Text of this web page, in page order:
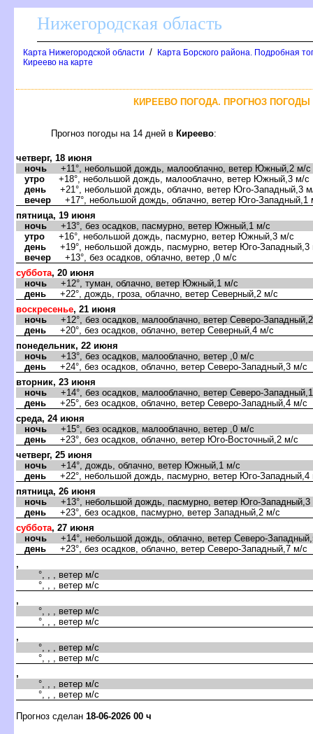
Нижегородская область
Карта Нижегородской области /
Карта Борского района. Подробная
Киреево на карте
КИРЕЕВО ПОГОДА. ПРОГНОЗ ПОГОДЫ
Прогноз погоды на 14 дней Киреево:
четверг, 18 июня
ночь +11°, небольшой дождь, малооблачно, ветер Южный,2 м/с
утро +18°, небольшой дождь, малооблачно, ветер Южный,3 м/с
день +21°, небольшой дождь, облачно, ветер Юго-Западный,3
ечер +17°, небольшой дождь, облачно, ветер Юго-Западный,1
пятница, 19 июня
ночь +13°, без осадков, пасмурно, ветер Южный,1 м/с
утро +16°, небольшой дождь, пасмурно, ветер Южный,3 м/с
день +19°, небольшой дождь, пасмурно, ветер Юго-Западный,3
ечер +13°, без осадков, облачно, ветер ,0 м/с
суббота, 20 июня
ночь +12°, туман, облачно, ветер Южный,1 м/с
день +22°, дождь, гроза, облачно, ветер Северный,2 м/с
оскресенье, 21 июня
ночь +12°, без осадков, малооблачно, ветер Северо-
день +20°, без осадков, облачно, ветер Северный,4 м/с
понедельник, 22 июня
ночь +13°, без осадков, малооблачно, ветер ,0 м/с
день +24°, без осадков, облачно, ветер Северо-Западный,3 м/с
торник, 23 июня
ночь +14°, без осадков, малооблачно, ветер Северо-
день +25°, без осадков, облачно, ветер Северо-Западный,4 м/с
среда, 24 июня
ночь +15°, без осадков, малооблачно, ветер ,0 м/с
день +23°, без осадков, облачно, ветер Юго-Восточный,2 м/с
четверг, 25 июня
ночь +14°, дождь, облачно, ветер Южный,1 м/с
день +22°, небольшой дождь, пасмурно, ветер Юго-Западный,4
пятница, 26 июня
ночь +13°, небольшой дождь, пасмурно, ветер Юго-Западный,3
день +23°, без осадков, пасмурно, ветер Западный,2 м/с
суббота, 27 июня
ночь +14°, небольшой дождь, облачно, ветер Северо-
день +23°, без осадков, облачно, ветер Северо-Западный,7 м/с
,
°, , , ветер м/с
°, , , ветер м/с
,
°, , , ветер м/с
°, , , ветер м/с
,
°, , , ветер м/с
°, , , ветер м/с
,
°, , , ветер м/с
°, , , ветер м/с
Прогноз сделан 18-06-2026 00 ч